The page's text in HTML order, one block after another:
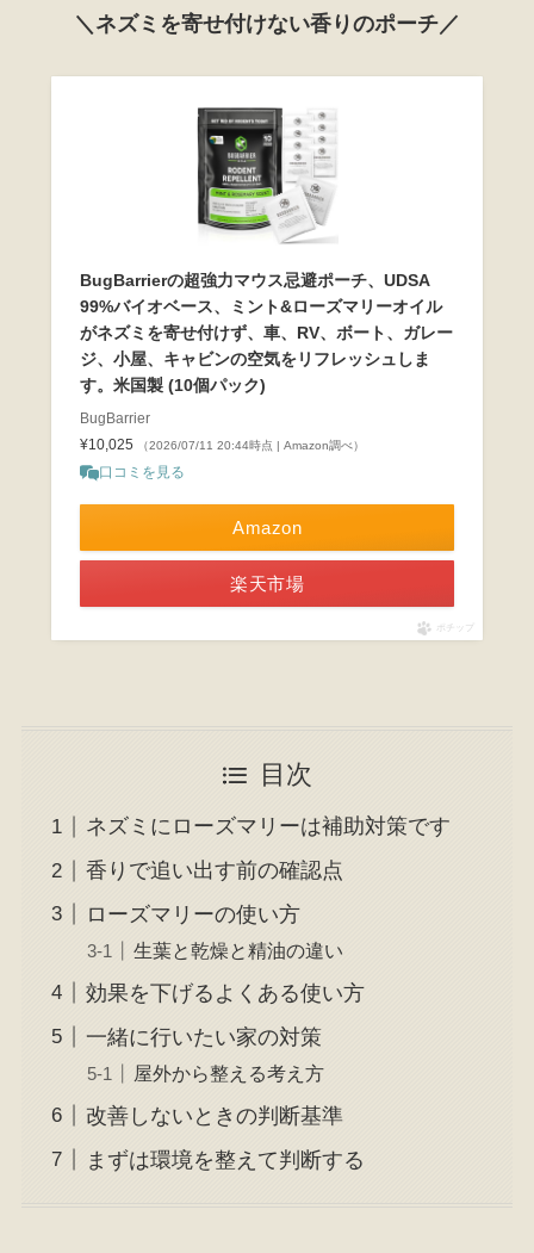
＼ネズミを寄せ付けない香りのポーチ／
BugBarrierの超強力マウス忌避ポーチ、UDSA
99%バイオベース、ミント&ローズマリーオイル
がネズミを寄せ付けず、車、RV、ボート、ガレー
ジ、小屋、キャビンの空気をリフレッシュしま
す。米国製 (10個パック)
BugBarrier
¥10,025
（2026/07/11 20:44時点 | Amazon調べ）
口コミを見る
Amazon
楽天市場
ポチップ
目次
ネズミにローズマリーは補助対策です
香りで追い出す前の確認点
ローズマリーの使い方
生葉と乾燥と精油の違い
効果を下げるよくある使い方
一緒に行いたい家の対策
屋外から整える考え方
改善しないときの判断基準
まずは環境を整えて判断する